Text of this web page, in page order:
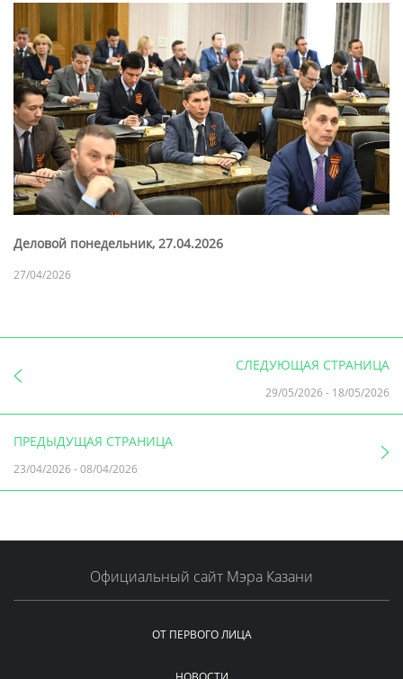
Деловой понедельник, 27.04.2026
27/04/2026
СЛЕДУЮЩАЯ СТРАНИЦА
29/05/2026 - 18/05/2026
ПРЕДЫДУЩАЯ СТРАНИЦА
23/04/2026 -08/04/2026
Официальный сайт Мэра Казани
ОТ ПЕРВОГО ЛИЦА